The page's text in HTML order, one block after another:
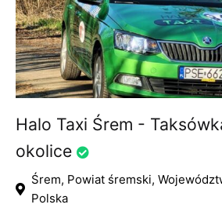
Halo Taxi Śrem -
okolice
Śrem, Powiat śremski,
Polska